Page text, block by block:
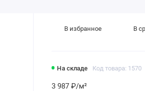
На складе Код товара: 1570
3 987 ₽/м²
В избранное В